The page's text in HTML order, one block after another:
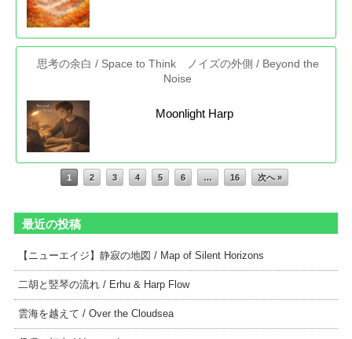
思考の余白 / Space to Think ノイズの外側 / Beyond the
Noise
Moonlight Harp
1 2 3 4 5 6 … 16 次へ »
最近の投稿
【ニューエイジ】静寂の地図 / Map of Silent Horizons
二胡と竪琴の流れ / Erhu & Harp Flow
雲海を越えて / Over the Cloudsea